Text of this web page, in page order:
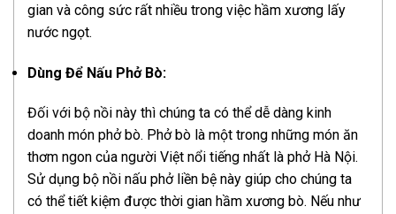
gian và công sức rất nhiều trong việc hầm xương lấy
nước ngọt.
Dùng Để Nấu Phở Bò:
Đối với bộ nồi này thì chúng ta có thể dễ dàng kinh
doanh món phở bò. Phở bò là một trong những món ăn
thơm ngon của người Việt nổi tiếng nhất là phở Hà Nội.
Sử dụng bộ nồi nấu phở liền bệ này giúp cho chúng ta
có thể tiết kiệm được thời gian hầm xương bò. Nếu như